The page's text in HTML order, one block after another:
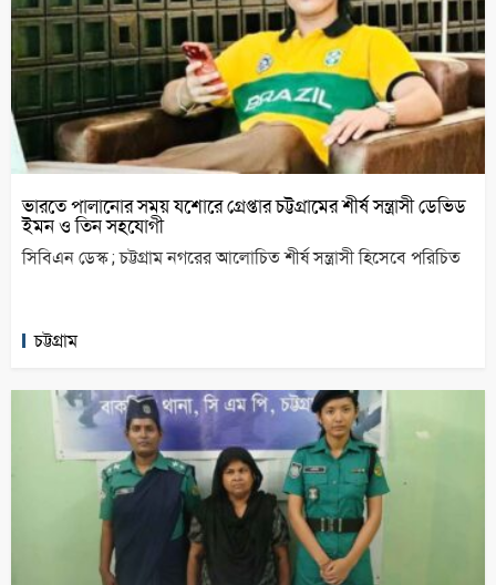
ভারতে পালানোর সময় যশোরে গ্রেপ্তার চট্টগ্রামের শীর্ষ সন্ত্রাসী ডেভিড
ইমন ও তিন সহযোগী
সিবিএন ডেস্ক ; চট্টগ্রাম নগরের আলোচিত শীর্ষ সন্ত্রাসী হিসেবে পরিচিত
চট্টগ্রাম